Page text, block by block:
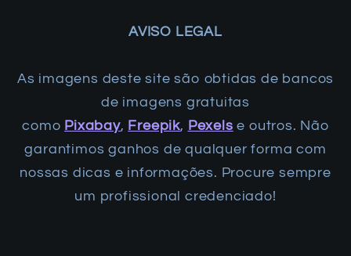
AVISO LEGAL
As imagens deste site são obtidas de bancos
de imagens gratuitas
como Pixabay, Freepik, Pexels e outros. Não
garantimos ganhos de qualquer forma com
nossas dicas e informações. Procure sempre
um profissional credenciado!